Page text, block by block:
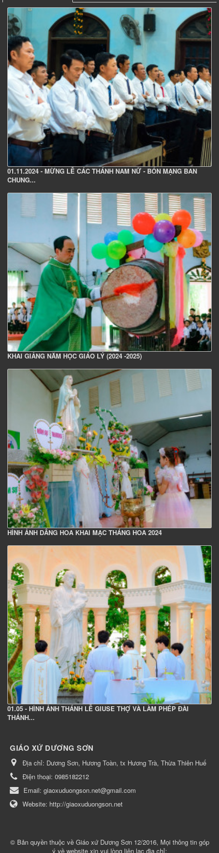
01.11.2024 - MỪNG LỄ CÁC THÁNH NAM NỮ - BỔN MẠNG BAN
CHUNG...
KHAI GIẢNG NĂM HỌC GIÁO LÝ (2024 -2025)
HÌNH ẢNH DÂNG HOA KHAI MẠC THÁNG HOA 2024
01.05 - HÌNH ẢNH THÁNH LỄ GIUSE THỢ VÀ LÀM PHÉP ĐÀI
THÁNH...
GIÁO XỨ DƯƠNG SƠN
Địa chỉ: Dương Sơn, Hương Toàn, tx Hương Trà, Thừa Thiên Huế
Điện thoại: 0985182212
Email: giaoxuduongson.net@gmail.com
Website: http://giaoxuduongson.net
© Bản quyền thuộc về Giáo xứ Dương Sơn 12/2016, Mọi thông tin góp
ý về website xin vui lòng liên lạc địa chỉ: